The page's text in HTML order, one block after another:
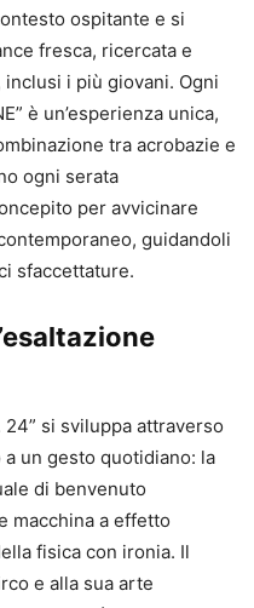
ospitante e si
fresca, ricercata e
i più giovani. Ogni
è un’esperienza unica,
tra acrobazie e
ogni serata
per avvicinare
guidandoli
sfaccettature.
24” si sviluppa attraverso
un gesto quotidiano: la
di benvenuto
macchina a effetto
fisica con ironia. Il
e alla sua arte